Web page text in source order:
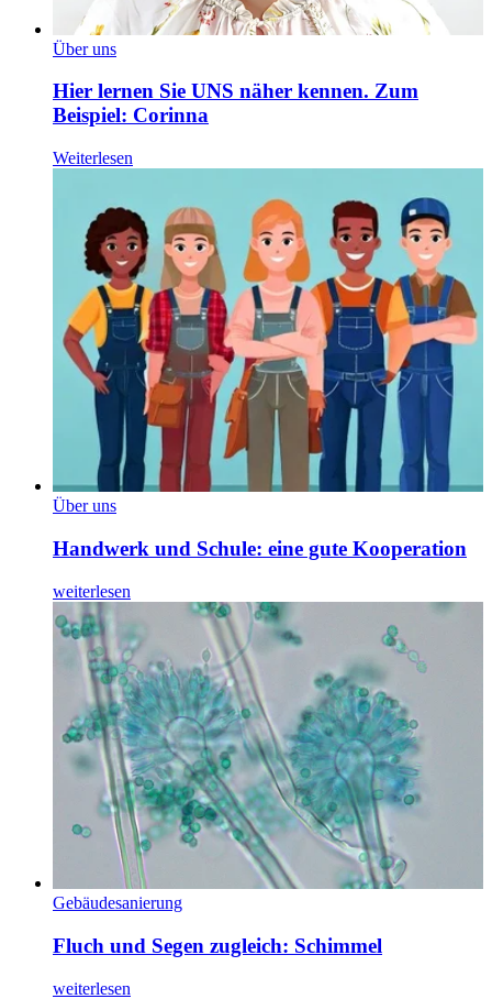
Über uns
Hier lernen Sie UNS näher kennen. Zum
Beispiel: Corinna
Weiterlesen
Über uns
Handwerk und Schule: eine gute Kooperation
weiterlesen
Gebäudesanierung
Fluch und Segen zugleich: Schimmel
weiterlesen